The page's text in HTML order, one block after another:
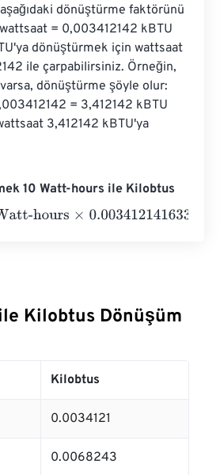
dönüştürme faktörünü
= 0,003412142 kBTU
dönüştürmek için wattsaat
ile çarpabilirsiniz. Örneğin,
dönüştürme şöyle olur:
= 3,412142 kBTU
3,412142 kBTU'ya
10 Watt-hours ile Kilobtus
×0.0034121416331=0.0341214
Kilobtus Dönüşüm
Kilobtus
0.0034121
0.0068243